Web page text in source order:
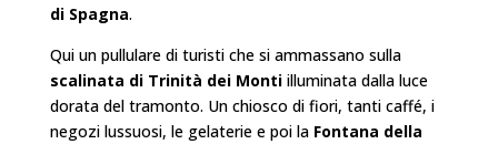
di Spagna.
Qui un pullulare di turisti che si ammassano sulla
scalinata di Trinità dei Montiilluminata dalla luce
dorata del tramonto. Un chiosco di fiori, tanti caffé, i
negozi lussuosi, le gelaterie e poi la Fontana della